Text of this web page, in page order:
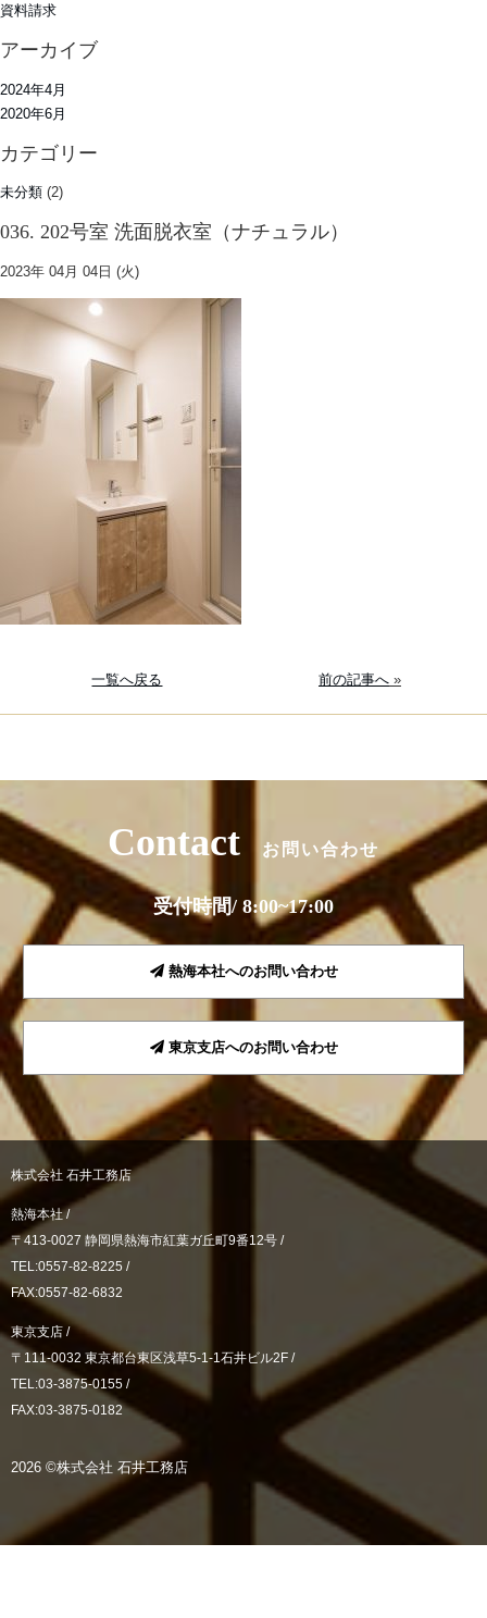
資料請求
アーカイブ
2024年4月
2020年6月
カテゴリー
未分類 (2)
036. 202号室 洗面脱衣室（ナチュラル）
2023年 04月 04日 (火)
一覧へ戻る 前の記事へ»
Contact お問い合わせ
受付時間/ 8:00~17:00
熱海本社へのお問い合わせ
東京支店へのお問い合わせ
株式会社 石井工務店
熱海本社 /
〒413-0027 静岡県熱海市紅葉ガ丘町9番12号 /
TEL:0557-82-8225 /
FAX:0557-82-6832
東京支店 /
〒111-0032 東京都台東区浅草5-1-1石井ビル2F /
TEL:03-3875-0155 /
FAX:03-3875-0182
2026 ©株式会社 石井工務店